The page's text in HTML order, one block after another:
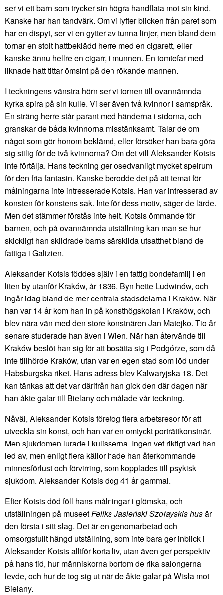
ser vi ett barn som trycker sin högra handflata mot sin kind.
Kanske har han tandvärk. Om vi lyfter blicken från paret som
har en dispyt, ser vi en gytter av tunna linjer, men bland dem
tornar en stolt hattbeklädd herre med en cigarett, eller
kanske ännu hellre en cigarr, i munnen. En tomtefar med
liknade hatt tittar ömsint på den rökande mannen.
I teckningens vänstra hörn ser vi tornen till ovannämnda
kyrka spira på sin kulle. Vi ser även två kvinnor i samspråk.
En sträng herre står parant med händerna i sidorna, och
granskar de båda kvinnorna misstänksamt. Talar de om
något som gör honom beklämd, eller försöker han bara göra
sig stilig för de två kvinnorna? Om det vill Aleksander Kotsis
inte förtälja. Hans teckning ger osedvanligt mycket spelrum
för den fria fantasin. Kanske berodde det på att temat för
målningarna inte intresserade Kotsis. Han var intresserad av
konsten för konstens sak. Inte för dess motiv, säger de lärde.
Men det stämmer förstås inte helt. Kotsis ömmande för
barnen, och på ovannämnda utställning kan man se hur
skickligt han skildrade barns särskilda utsatthet bland de
fattiga i Galizien.
Aleksander Kotsis föddes själv i en fattig bondefamilj i en
liten by utanför Kraków, år 1836. Byn hette Ludwinów, och
ingår idag bland de mer centrala stadsdelarna i Kraków. När
han var 14 år kom han in på konsthögskolan i Kraków, och
blev nära vän med den store konstnären Jan Matejko. Tio år
senare studerade han även i Wien. När han återvände till
Kraków beslöt han sig för att bosätta sig i Podgórze, som då
inte tillhörde Kraków, utan var en egen stad som löd under
Habsburgska riket. Hans adress blev Kalwaryjska 18. Det
kan tänkas att det var därifrån han gick den där dagen när
han åkte galar till Bielany och målade vår teckning.
Nåväl, Aleksander Kotsis företog flera arbetsresor för att
utveckla sin konst, och han var en omtyckt porträttkonstnär.
Men sjukdomen lurade i kulisserna. Ingen vet riktigt vad han
led av, men enligt flera källor hade han återkommande
minnesförlust och förvirring, som kopplades till psykisk
sjukdom. Aleksander Kotsis dog 41 år gammal.
Efter Kotsis död föll hans målningar i glömska, och
utställningen på museetFeliks Jasieński Szołayskis husär
den första i sitt slag. Det är en genomarbetad och
omsorgsfullt hängd utställning, som inte bara ger inblick i
Aleksander Kotsis alltför korta liv, utan även ger perspektiv
på hans tid, hur människorna bortom de rika salongerna
levde, och hur de tog sig ut när de åkte galar på Wisła mot
Bielany.